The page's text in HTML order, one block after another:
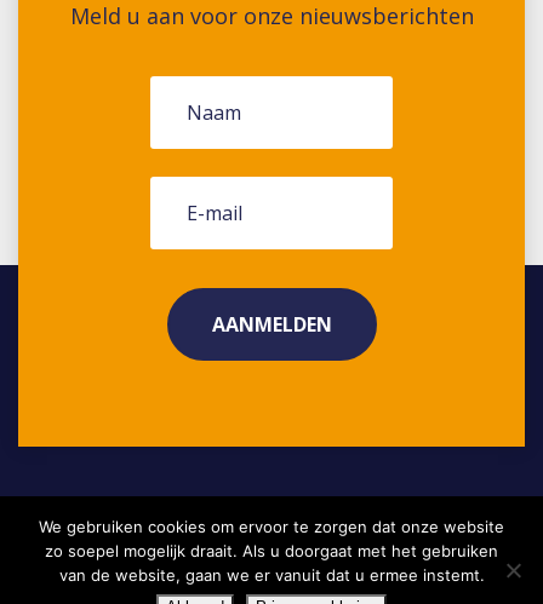
Meld u aan voor onze nieuwsberichten
Copyright 2026 •Disclaimer Project aanleveren?
Privacyverklaring
We gebruiken cookies om ervoor te zorgen dat onze website
zo soepel mogelijk draait. Als u doorgaat met het gebruiken
van de website, gaan we er vanuit dat u ermee instemt.